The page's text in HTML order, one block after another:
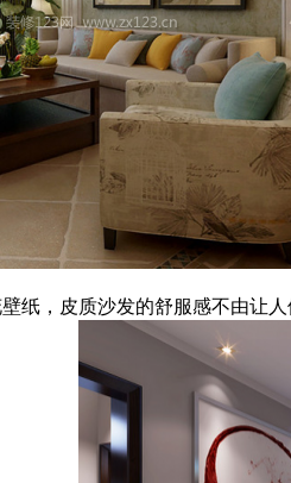
，皮质沙发的舒服感不由让